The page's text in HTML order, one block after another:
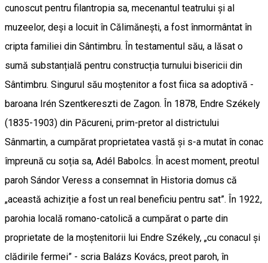
cunoscut pentru filantropia sa, mecenantul teatrului și al
muzeelor, deși a locuit în Călimănești, a fost înmormântat în
cripta familiei din Sântimbru. În testamentul său, a lăsat o
sumă substanțială pentru construcția turnului bisericii din
Sântimbru. Singurul său moștenitor a fost fiica sa adoptivă -
baroana Irén Szentkereszti de Zagon. În 1878, Endre Székely
(1835-1903) din Păcureni, prim-pretor al districtului
Sânmartin, a cumpărat proprietatea vastă și s-a mutat în conac
împreună cu soția sa, Adél Babolcs. În acest moment, preotul
paroh Sándor Veress a consemnat în Historia domus că
„această achiziție a fost un real beneficiu pentru sat”. În 1922,
parohia locală romano-catolică a cumpărat o parte din
proprietate de la moștenitorii lui Endre Székely, „cu conacul și
clădirile fermei” - scria Balázs Kovács, preot paroh, în